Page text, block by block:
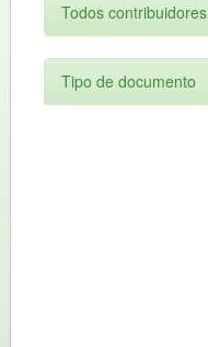
Todos contribuidores
Tipo de documento